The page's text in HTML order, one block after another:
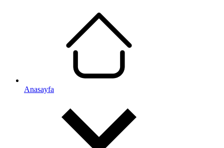
Anasayfa